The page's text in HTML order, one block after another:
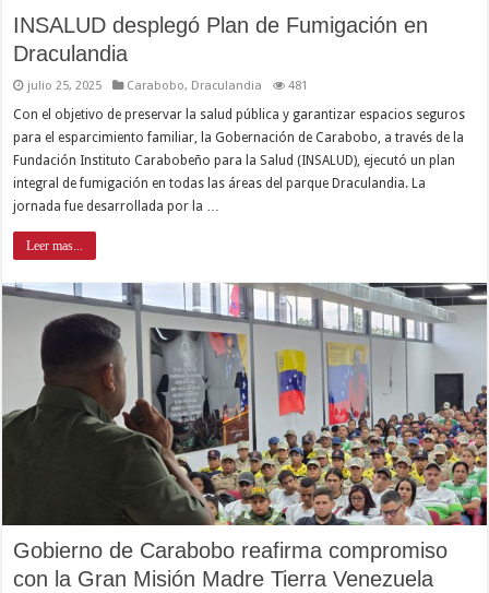
INSALUD desplegó Plan de Fumigación en
Draculandia
julio 25, 2025 Carabobo, Draculandia 481
Con el objetivo de preservar la salud pública y garantizar espacios seguros
para el esparcimiento familiar, la Gobernación de Carabobo, a través de la
Fundación Instituto Carabobeño para la Salud (INSALUD), ejecutó un plan
integral de fumigación en todas las áreas del parque Draculandia. La
jornada fue desarrollada por la …
Leer mas...
Gobierno de Carabobo reafirma compromiso
con la Gran Misión Madre Tierra Venezuela